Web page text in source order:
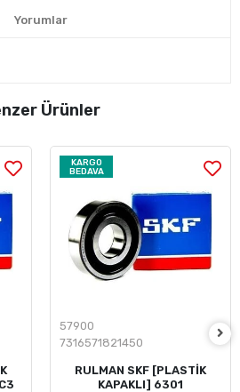
Yorumlar
Ürünler
KARGO
BEDAVA
57900
7316571821450
RULMAN SKF [PLASTİK
KAPAKLI] 6301